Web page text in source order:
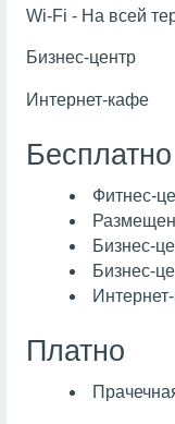
Wi-Fi - На всей
Бизнес-центр
Интернет-кафе
Бесплатно
Фитнес-
Бизнес-
Бизнес-
Платно